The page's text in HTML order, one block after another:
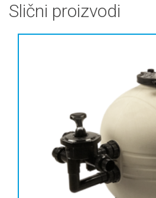
Slični proizvodi